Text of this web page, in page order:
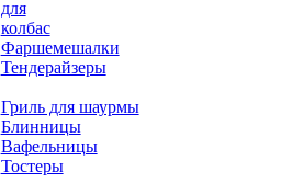
для
колбас
Фаршемешалки
Тендерайзеры
Гриль для шаурмы
Блинницы
Вафельницы
Тостеры